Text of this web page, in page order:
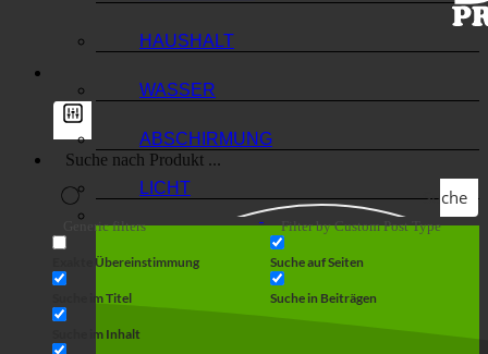
Suche
Generic filters
Exakte Übereinstimmung
Suche im Titel
Suche im Inhalt
Filter by Custom Post Type
Suche auf Seiten
Suche in Beiträgen
HAUSHALT
WASSER
ABSCHIRMUNG
LICHT